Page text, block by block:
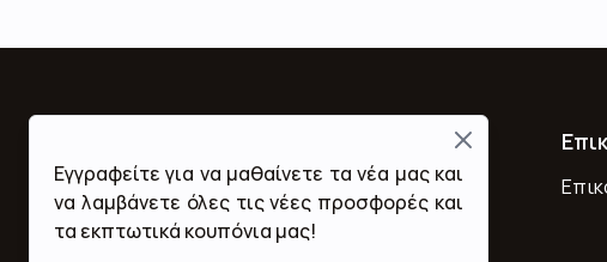
Close
Εγγραφείτε για να μαθαίνετε τα νέα μας και
να λαμβάνετε όλες τις νέες προσφορές και
τα εκπτωτικά κουπόνια μας!
Ποιοι Είμαστε
Όροι Χρήσης & Προϋποθέσεις